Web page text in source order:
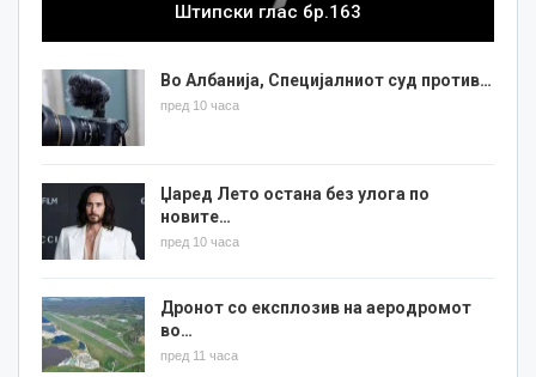
Штипски глас бр.163
Во Албанија, Специјалниот суд против…
пред 10 часа
Џаред Лето остана без улога по
новите…
пред 10 часа
Дронот со експлозив на аеродромот
во…
пред 11 часа